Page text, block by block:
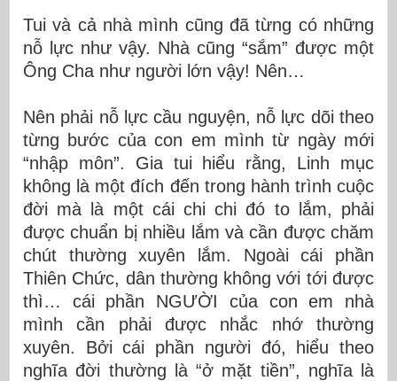
Tui và cả nhà mình cũng đã từng có những
nỗ lực như vậy. Nhà cũng “sắm” được một
Ông Cha như người lớn vậy! Nên…
Nên phải nỗ lực cầu nguyện, nỗ lực dõi theo
từng bước của con em mình từ ngày mới
“nhập môn”. Gia tui hiểu rằng, Linh mục
không là một đích đến trong hành trình cuộc
đời mà là một cái chi chi đó to lắm, phải
được chuẩn bị nhiều lắm và cần được chăm
chút thường xuyên lắm. Ngoài cái phần
Thiên Chức, dân thường không với tới được
thì… cái phần NGƯỜI của con em nhà
mình cần phải được nhắc nhớ thường
xuyên. Bởi cái phần người đó, hiểu theo
nghĩa đời thường là “ở mặt tiền”, nghĩa là